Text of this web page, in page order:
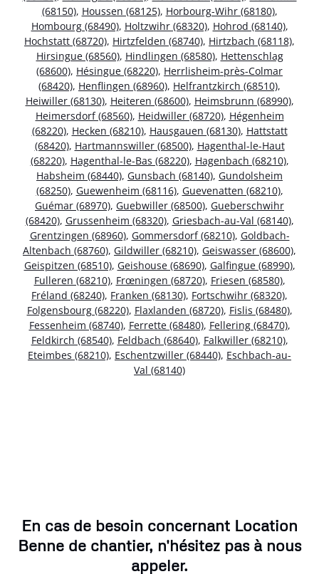
(68150), Houssen (68125), Horbourg-Wihr (68180),
Hombourg (68490), Holtzwihr (68320), Hohrod (68140),
Hochstatt (68720), Hirtzfelden (68740), Hirtzbach (68118),
Hirsingue (68560), Hindlingen (68580), Hettenschlag
(68600), Hésingue (68220), Herrlisheim-près-Colmar
(68420), Henflingen (68960), Helfrantzkirch (68510),
Heiwiller (68130), Heiteren (68600), Heimsbrunn (68990),
Heimersdorf (68560), Heidwiller (68720), Hégenheim
(68220), Hecken (68210), Hausgauen (68130), Hattstatt
(68420), Hartmannswiller (68500), Hagenthal-le-Haut
(68220), Hagenthal-le-Bas (68220), Hagenbach (68210),
Habsheim (68440), Gunsbach (68140), Gundolsheim
(68250), Guewenheim (68116), Guevenatten (68210),
Guémar (68970), Guebwiller (68500), Gueberschwihr
(68420), Grussenheim (68320), Griesbach-au-Val (68140),
Grentzingen (68960), Gommersdorf (68210), Goldbach-
Altenbach (68760), Gildwiller (68210), Geiswasser (68600),
Geispitzen (68510), Geishouse (68690), Galfingue (68990),
Fulleren (68210), Frœningen (68720), Friesen (68580),
Fréland (68240), Franken (68130), Fortschwihr (68320),
Folgensbourg (68220), Flaxlanden (68720), Fislis (68480),
Fessenheim (68740), Ferrette (68480), Fellering (68470),
Feldkirch (68540), Feldbach (68640), Falkwiller (68210),
Eteimbes (68210), Eschentzwiller (68440), Eschbach-au-
Val (68140)
En cas de besoin concernant Location
Benne de chantier, n'hésitez pas à nous
appeler.